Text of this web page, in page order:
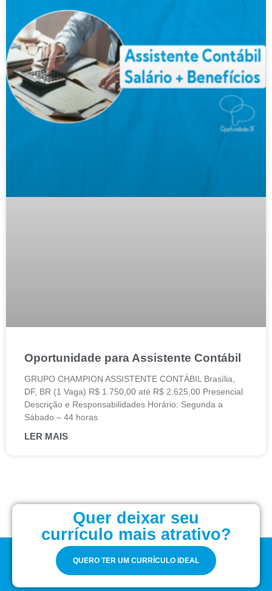
Oportunidade para Assistente Contábil
GRUPO CHAMPION ASSISTENTE CONTÁBIL Brasília,
DF, BR (1 Vaga) R$ 1.750,00 até R$ 2.625,00 Presencial
Descrição e Responsabilidades Horário: Segunda a
Sábado – 44 horas
LER MAIS
Quer deixar seu
currículo mais atrativo?
QUERO TER UM CURRÍCULO IDEAL